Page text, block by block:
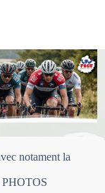
notament la
PHOTOS